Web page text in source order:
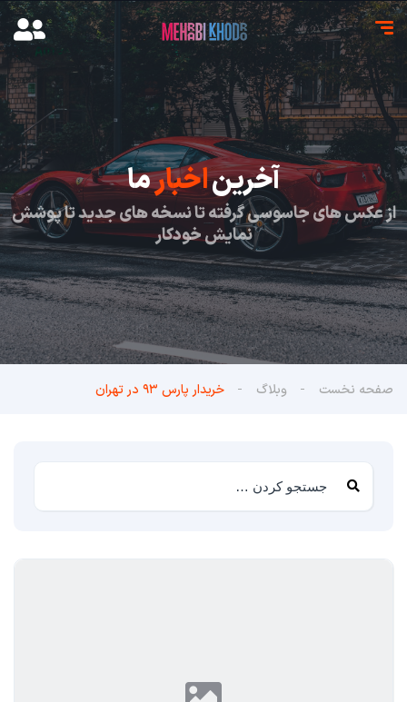
آخریناخبارما
از عکس های جاسوسی گرفته تا نسخه های جدید تا پوشش
نمایش خودکار
صفحه نخست وبلاگ خریدار پارس ۹۳ در تهران